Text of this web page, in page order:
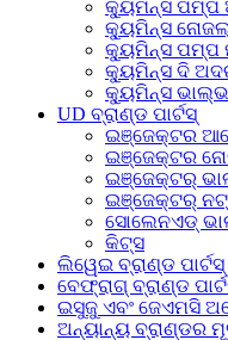
କ୍ୟୁମିନ୍ସ ପମ୍ପ
କ୍ୟୁମିନ୍ସ
କ୍ୟୁମିନ୍ସ ପମ୍ପ
କ୍ୟୁମିନ୍ସ ଦି
କ୍ୟୁମିନ୍ସ ଭାଲ୍ଭ
UD ବ୍ରାଣ୍ଡ ପାର୍ଟସ୍
ଇଞ୍ଜେକ୍ଟର
ଇଞ୍ଜେକ୍ଟର
ଇଞ୍ଜେକ୍ଟର୍
ଇଞ୍ଜେକ୍ଟର୍ ନଟ୍
ସୋଲେନଏଡ୍
କିଟ୍ସ
ଲିୱେଇ ବ୍ରାଣ୍ଡ ପାର୍ଟସ୍
ବେଫ୍ରାଗ୍ ବ୍ରାଣ୍ଡ
ଇସୁଜୁ ଏବଂ ଜେଏମସି
ଅନ୍ୟାନ୍ୟ ବ୍ରାଣ୍ଡର